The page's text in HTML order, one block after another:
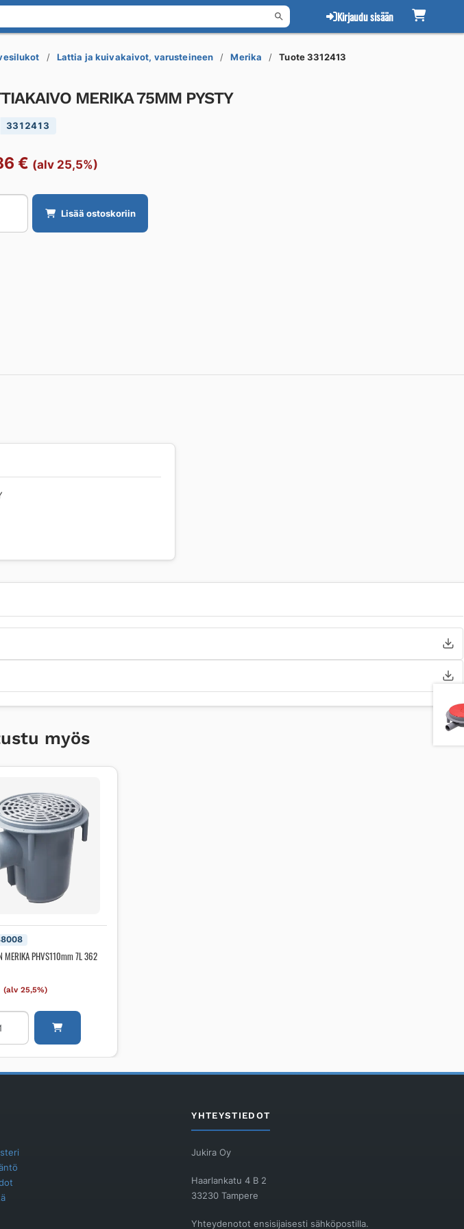
Kirjaudu sisään
Lattia ja kuivakaivot, varusteineen Merika Tuote 3312413
MERIKA 75MM PYSTY
3312413
€ (alv 25,5%)
Lisää ostoskoriin
myös
MERIKA PHVS110mm 7L 362
(alv 25,5%)
YHTEYSTIEDOT
Jukira Oy
Haarlankatu 4 B 2
33230 Tampere
Yhteydenotot ensisijaisesti sähköpostilla.